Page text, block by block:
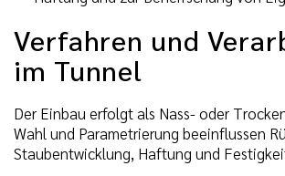
Verfahren und
im Tunnel
Der Einbau erfolgt als Nass- oder
Wahl und Parametrierung beeinflussen
Staubentwicklung, Haftung und